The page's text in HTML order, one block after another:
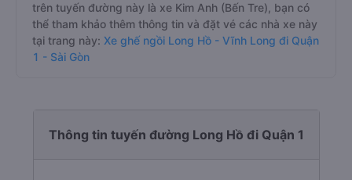
trên tuyến đường này là xe Kim Anh (Bến Tre), bạn có
thể tham khảo thêm thông tin và đặt vé các nhà xe này
tại trang này: Xe ghế ngồi Long Hồ - Vĩnh Long đi Quận
1 - Sài Gòn
Thông tin tuyến đường Long Hồ đi Quận 1